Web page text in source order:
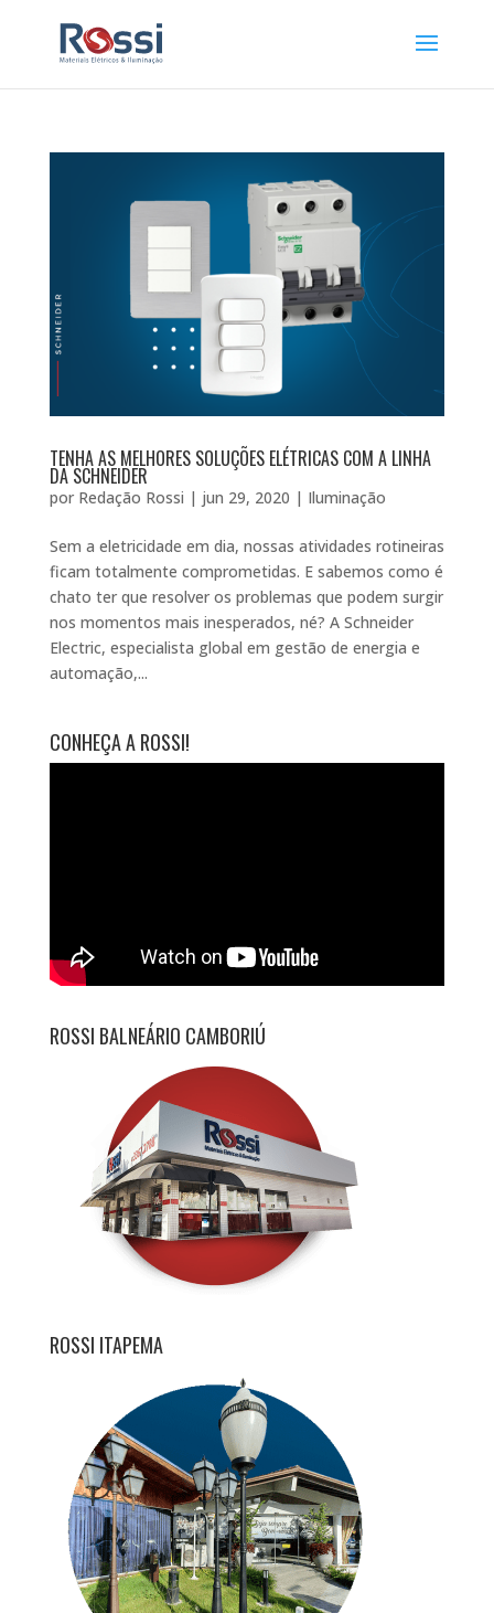
TENHA AS MELHORES SOLUÇÕES ELÉTRICAS COM A LINHA
DA SCHNEIDER
por Redação Rossi | jun 29, 2020 | Iluminação
Sem a eletricidade em dia, nossas atividades rotineiras
ficam totalmente comprometidas. E sabemos como é
chato ter que resolver os problemas que podem surgir
nos momentos mais inesperados, né? A Schneider
Electric, especialista global em gestão de energia e
automação,...
CONHEÇA A ROSSI!
ROSSI BALNEÁRIO CAMBORIÚ
ROSSI ITAPEMA